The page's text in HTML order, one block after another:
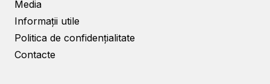
Media
Informații utile
Politica de confidențialitate
Contacte